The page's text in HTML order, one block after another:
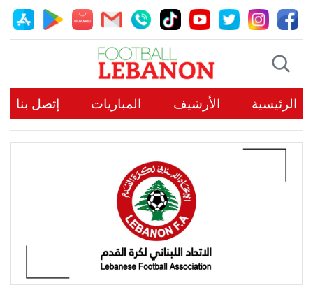
الرئيسية الأرشيف المباريات إتصل بنا